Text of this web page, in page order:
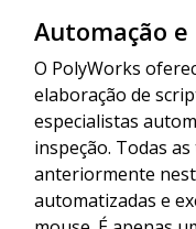
Automação
O PolyWorks
elaboração de
especialistas
inspeção. Todas
anteriormente
automatizadas e